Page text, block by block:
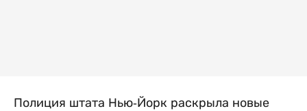
Полиция штата Нью-Йорк раскрыла новые